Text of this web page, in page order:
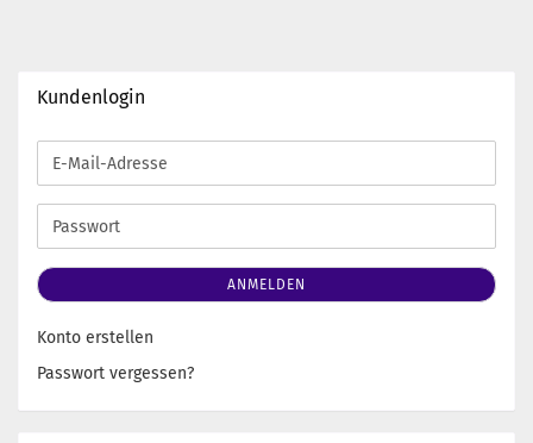
Kundenlogin
E-
Mail-
Adresse
Passwort
ANMELDEN
Konto erstellen
Passwort vergessen?